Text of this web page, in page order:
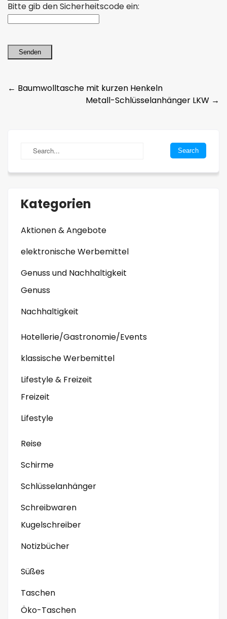
Bitte gib den Sicherheitscode ein:
Senden
Post
navigation
← Baumwolltasche mit kurzen Henkeln
Metall-Schlüsselanhänger LKW →
Kategorien
Aktionen & Angebote
elektronische Werbemittel
Genuss und Nachhaltigkeit
Genuss
Nachhaltigkeit
Hotellerie/Gastronomie/Events
klassische Werbemittel
Lifestyle & Freizeit
Freizeit
Lifestyle
Reise
Schirme
Schlüsselanhänger
Schreibwaren
Kugelschreiber
Notizbücher
Süßes
Taschen
Öko-Taschen